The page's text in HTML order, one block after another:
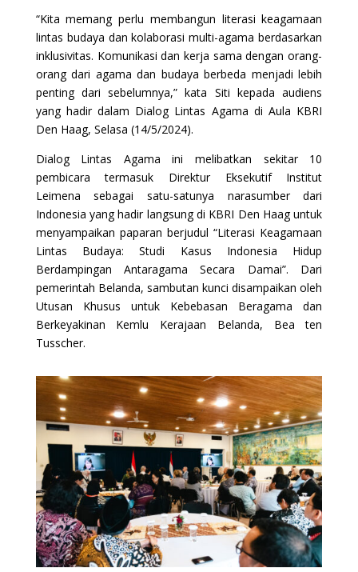
“Kita memang perlu membangun literasi keagamaan
lintas budaya dan kolaborasi multi-agama berdasarkan
inklusivitas. Komunikasi dan kerja sama dengan orang-
orang dari agama dan budaya berbeda menjadi lebih
penting dari sebelumnya,” kata Siti kepada audiens
yang hadir dalam Dialog Lintas Agama di Aula KBRI
Den Haag, Selasa (14/5/2024).
Dialog Lintas Agama ini melibatkan sekitar 10
pembicara termasuk Direktur Eksekutif Institut
Leimena sebagai satu-satunya narasumber dari
Indonesia yang hadir langsung di KBRI Den Haag untuk
menyampaikan paparan berjudul “Literasi Keagamaan
Lintas Budaya: Studi Kasus Indonesia Hidup
Berdampingan Antaragama Secara Damai”. Dari
pemerintah Belanda, sambutan kunci disampaikan oleh
Utusan Khusus untuk Kebebasan Beragama dan
Berkeyakinan Kemlu Kerajaan Belanda, Bea ten
Tusscher.